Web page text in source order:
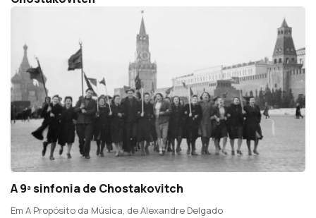
A 9ª sinfonia de Chostakovitch
Em A Propósito da Música, de Alexandre Delgado